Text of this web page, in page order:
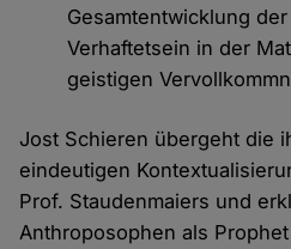
Gesamtentwicklung
Verhaftetsein in der
geistigen
Jost Schieren übergeht die
eindeutigen
Prof. Staudenmaiers und
Anthroposophen als